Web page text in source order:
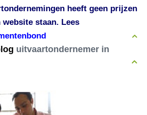
heeft geen prijzen
staan. Lees
uitvaartondernemer in